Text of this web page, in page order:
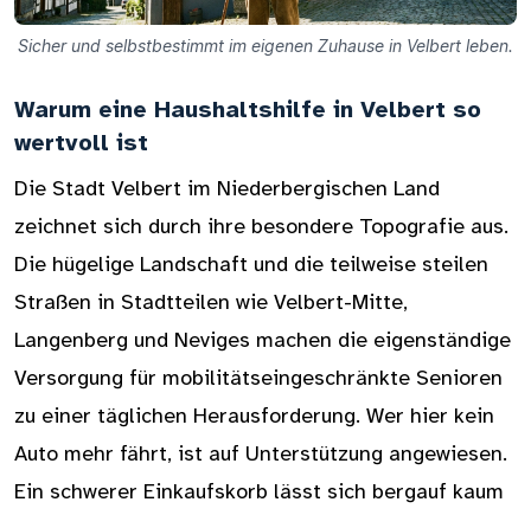
Sicher und selbstbestimmt im eigenen Zuhause in Velbert leben.
Warum eine Haushaltshilfe in Velbert so
wertvoll ist
Die Stadt Velbert im Niederbergischen Land
zeichnet sich durch ihre besondere Topografie aus.
Die hügelige Landschaft und die teilweise steilen
Straßen in Stadtteilen wie Velbert-Mitte,
Langenberg und Neviges machen die eigenständige
Versorgung für mobilitätseingeschränkte Senioren
zu einer täglichen Herausforderung. Wer hier kein
Auto mehr fährt, ist auf Unterstützung angewiesen.
Ein schwerer Einkaufskorb lässt sich bergauf kaum